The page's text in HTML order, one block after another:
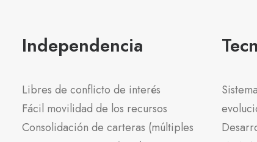
Independencia
Libres de conflicto de interés
Fácil movilidad de los recursos
Consolidación de carteras (múltiples